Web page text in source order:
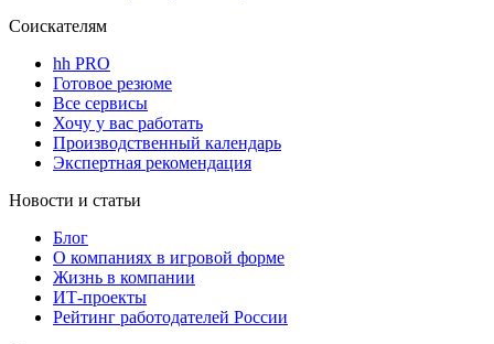
Соискателям
hh PRO
Готовое резюме
Все сервисы
Хочу у вас работать
Производственный календарь
Экспертная рекомендация
Новости и статьи
Блог
О компаниях в игровой форме
Жизнь в компании
ИТ-проекты
Рейтинг работодателей России